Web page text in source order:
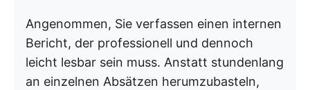
Angenommen, Sie verfassen einen internen
Bericht, der professionell und dennoch
leicht lesbar sein muss. Anstatt stundenlang
an einzelnen Absätzen herumzubasteln,